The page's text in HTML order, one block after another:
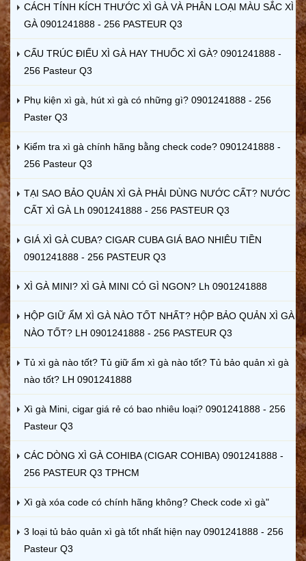
CÁCH TÍNH KÍCH THƯỚC XÌ GÀ VÀ PHÂN LOẠI MÀU SẮC XÌ
GÀ 0901241888 - 256 PASTEUR Q3
CẤU TRÚC ĐIẾU XÌ GÀ HAY THUỐC XÌ GÀ? 0901241888 -
256 Pasteur Q3
Phụ kiện xì gà, hút xì gà có những gì? 0901241888 - 256
Paster Q3
Kiểm tra xì gà chính hãng bằng check code? 0901241888 -
256 Pasteur Q3
TẠI SAO BẢO QUẢN XÌ GÀ PHẢI DÙNG NƯỚC CẤT? NƯỚC
CẤT XÌ GÀ Lh 0901241888 - 256 PASTEUR Q3
GIÁ XÌ GÀ CUBA? CIGAR CUBA GIÁ BAO NHIÊU TIỀN
0901241888 - 256 PASTEUR Q3
XÌ GÀ MINI? XÌ GÀ MINI CÓ GÌ NGON? Lh 0901241888
HỘP GIỮ ẨM XÌ GÀ NÀO TỐT NHẤT? HỘP BẢO QUẢN XÌ GÀ
NÀO TỐT? LH 0901241888 - 256 PASTEUR Q3
Tủ xì gà nào tốt? Tủ giữ ẩm xì gà nào tốt? Tủ bảo quản xì gà
nào tốt? LH 0901241888
Xì gà Mini, cigar giá rẻ có bao nhiêu loại? 0901241888 - 256
Pasteur Q3
CÁC DÒNG XÌ GÀ COHIBA (CIGAR COHIBA) 0901241888 -
256 PASTEUR Q3 TPHCM
Xì gà xóa code có chính hãng không? Check code xì gà"
3 loại tủ bảo quản xì gà tốt nhất hiện nay 0901241888 - 256
Pasteur Q3